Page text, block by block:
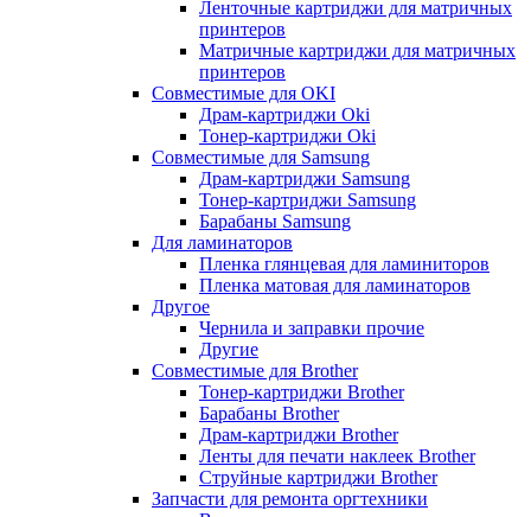
Ленточные картриджи для матричных
принтеров
Матричные картриджи для матричных
принтеров
Совместимые для OKI
Драм-картриджи Oki
Тонер-картриджи Oki
Совместимые для Samsung
Драм-картриджи Samsung
Тонер-картриджи Samsung
Барабаны Samsung
Для ламинаторов
Пленка глянцевая для ламиниторов
Пленка матовая для ламинаторов
Другое
Чернила и заправки прочие
Другие
Совместимые для Brother
Тонер-картриджи Brother
Барабаны Brother
Драм-картриджи Brother
Ленты для печати наклеек Brother
Струйные картриджи Brother
Запчасти для ремонта оргтехники